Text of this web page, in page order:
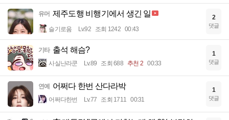
유머 제주도행 비행기에서 생긴 일
슬기로움 Lv.92 조회 1242 00:43
2
댓글
기타 출석 해슴?
사실난라쿤 Lv.89 조회 688 추천 2 00:33
1
댓글
연예 어쩌다 한번 산다라박
어쩌다한번 Lv.77 조회 1711 00:31
1
댓글